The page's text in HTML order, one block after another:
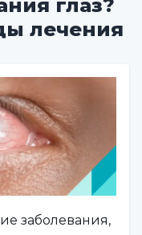
глаз?
лечения
заболевания,